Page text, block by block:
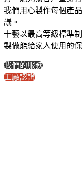
我們用心製作每個產
議。
十藝以最高等級標準
製做能給家人使用的
我們的服務
工廠認證